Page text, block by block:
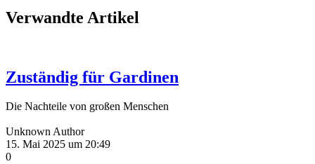
Verwandte Artikel
Zuständig für Gardinen
Die Nachteile von großen Menschen
Unknown Author
15. Mai 2025 um 20:49
0